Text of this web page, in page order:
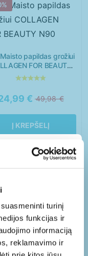
turinį
funkcijas ir
informaciją
reklamavimo ir
papildas grožiui
FOR BEAUTY
N90
49,98€
€
Į KREPŠELĮ
ir gaukite
užsakymui!
apie jūsų